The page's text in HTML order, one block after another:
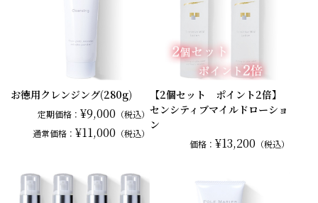
お徳用クレンジング(280g)
定期価格： ¥9,000 （税込）
通常価格： ¥11,000 （税込）
【2個セット ポイント2倍】
センシティブマイルドローショ
ン
価格： ¥13,200 （税込）